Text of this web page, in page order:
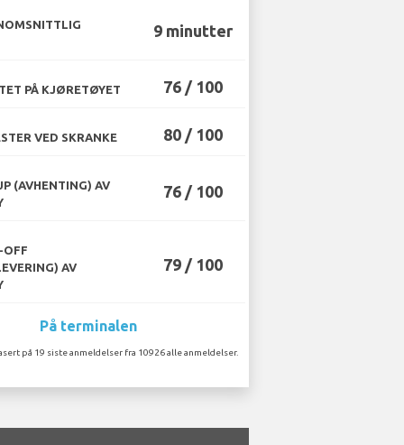
9 minutter
PÅ KJØRETØYET 76 / 100
VED SKRANKE 80 / 100
(AVHENTING) AV
76 / 100
OFF
AV
79 / 100
På terminalen
på 19 siste anmeldelser fra 10926 alle anmeldelser.